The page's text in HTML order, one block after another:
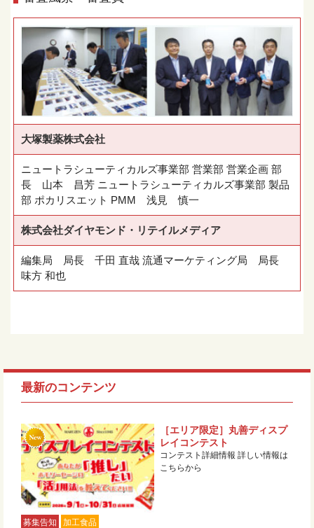
大塚製薬株式会社
ニュートラシューティカルズ事業部 営業部 営業企画 部
長 山本 昌芳 ニュートラシューティカルズ事業部 製品
部 ポカリスエット PMM 浅見 慎一
株式会社ダイヤモンド・リテイルメディア
編集局 局長 千田 直哉 流通マーケティング局 局長
味方 和也
最新のコンテンツ
募集告知 加工食品
［エリア限定］丸善ディスプ
レイコンテスト
コンテスト詳細情報 詳しい情報は
こちらから